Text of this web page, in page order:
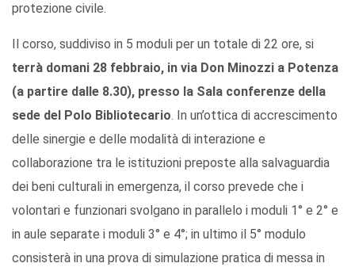
protezione civile.
Il corso, suddiviso in 5 moduli per un totale di 22 ore, si
terrà domani 28 febbraio, in via Don Minozzi a Potenza
(a partire dalle 8.30), presso la Sala conferenze della
sede del Polo Bibliotecario. In un’ottica di accrescimento
delle sinergie e delle modalità di interazione e
collaborazione tra le istituzioni preposte alla salvaguardia
dei beni culturali in emergenza, il corso prevede che i
volontari e funzionari svolgano in parallelo i moduli 1° e 2° e
in aule separate i moduli 3° e 4°; in ultimo il 5° modulo
consisterà in una prova di simulazione pratica di messa in